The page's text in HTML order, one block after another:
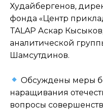
Худайбергенов,
фонда «Центр
TALAP Аскар
аналитической
Шамсутдинов.
Обсуждены меры
наращивания
вопросы